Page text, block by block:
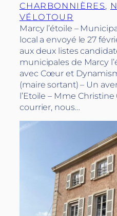
CHARBONNIÈRES,
VÉLOTOUR
Marcy l’étoile –
local a envoyé le 27
aux deux listes
municipales de Marcy
avec Cœur et
(maire sortant) – Un
l’Etoile – Mme
courrier, nous…